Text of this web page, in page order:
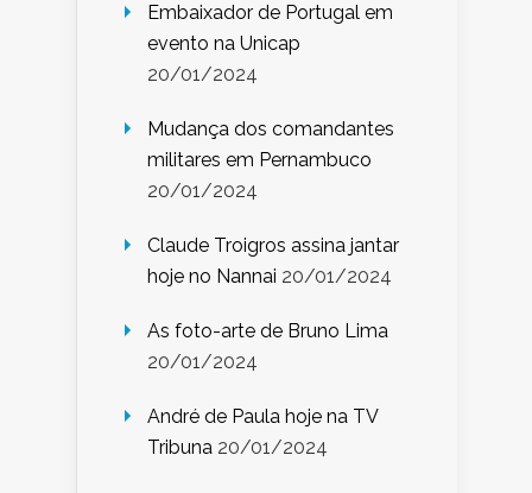
Embaixador de Portugal em
evento na Unicap
20/01/2024
Mudança dos comandantes
militares em Pernambuco
20/01/2024
Claude Troigros assina jantar
hoje no Nannai 20/01/2024
As foto-arte de Bruno Lima
20/01/2024
André de Paula hoje na TV
Tribuna 20/01/2024